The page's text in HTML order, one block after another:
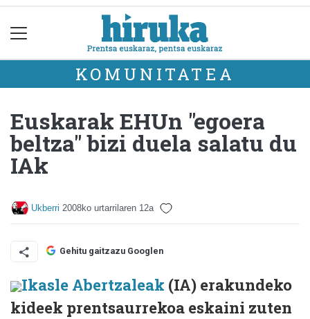
KOMUNITATEA
Euskarak EHUn "egoera
beltza" bizi duela salatu du
IAk
Ukberri 2008ko urtarrilaren 12a
Gehitu gaitzazu Googlen
Ikasle Abertzaleak (IA) erakundeko
kideek prentsaurrekoa eskaini zuten